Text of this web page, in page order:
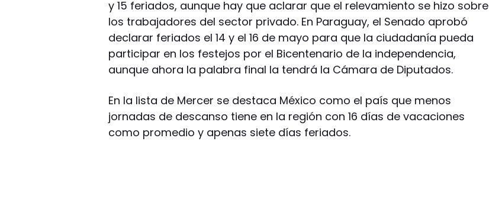
y 15 feriados, aunque hay que aclarar que el relevamiento se hizo sobre
los trabajadores del sector privado. En Paraguay, el Senado aprobó
declarar feriados el 14 y el 16 de mayo para que la ciudadanía pueda
participar en los festejos por el Bicentenario de la independencia,
aunque ahora la palabra final la tendrá la Cámara de Diputados.
En la lista de Mercer se destaca México como el país que menos
jornadas de descanso tiene en la región con 16 días de vacaciones
como promedio y apenas siete días feriados.